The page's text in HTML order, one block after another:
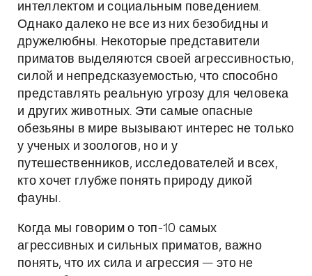
интеллектом и социальным поведением.
Однако далеко не все из них безобидны и
дружелюбны. Некоторые представители
приматов выделяются своей агрессивностью,
силой и непредсказуемостью, что способно
представлять реальную угрозу для человека
и других животных. Эти самые опасные
обезьяны в мире вызывают интерес не только
у ученых и зоологов, но и у
путешественников, исследователей и всех,
кто хочет глубже понять природу дикой
фауны.
Когда мы говорим о топ-10 самых
агрессивных и сильных приматов, важно
понять, что их сила и агрессия — это не